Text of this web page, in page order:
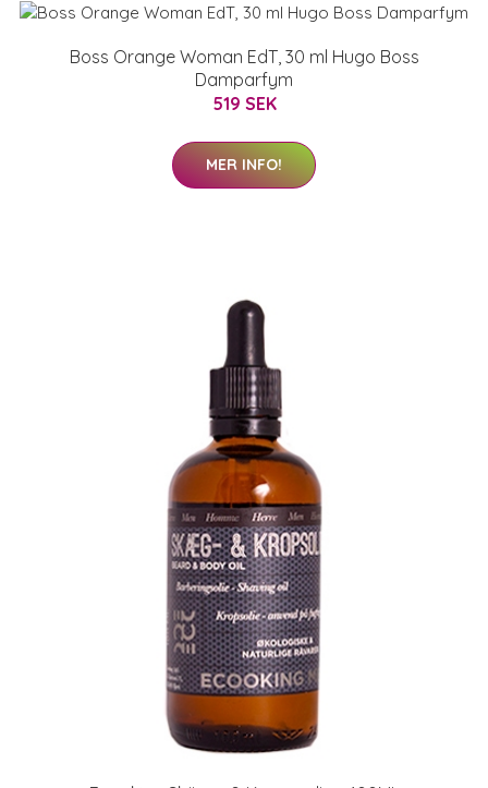
Boss Orange Woman EdT, 30 ml Hugo Boss
Damparfym
519 SEK
MER INFO!